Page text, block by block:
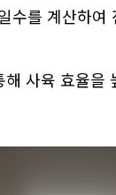
를 계산하
사육 효율을